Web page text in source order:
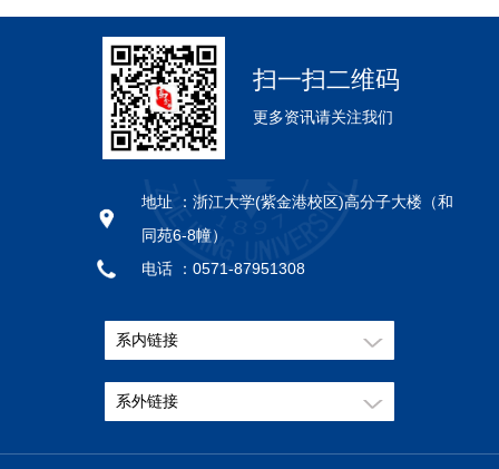
扫一扫二维码
更多资讯请关注我们
地址 ： 浙江大学(紫金港校区)高分子大楼（和
同苑6-8幢）
电话 ： 0571-87951308
系内链接
系外链接